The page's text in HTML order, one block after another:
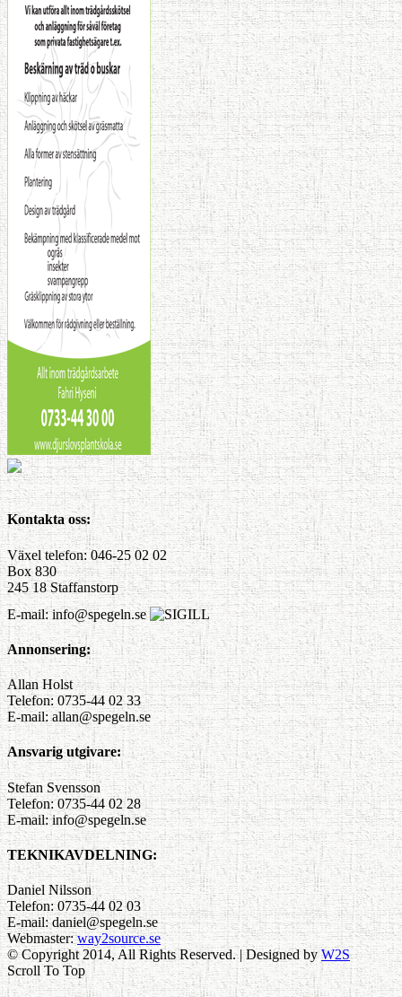
Kontakta oss:
Växel telefon: 046-25 02 02
Box 830
245 18 Staffanstorp
E-mail: info@spegeln.se
Annonsering:
Allan Holst
Telefon: 0735-44 02 33
E-mail: allan@spegeln.se
Ansvarig utgivare:
Stefan Svensson
Telefon: 0735-44 02 28
E-mail: info@spegeln.se
TEKNIKAVDELNING:
Daniel Nilsson
Telefon: 0735-44 02 03
E-mail: daniel@spegeln.se
Webmaster:way2source.se
© Copyright 2014, All Rights Reserved. | Designed byW2S
Scroll To Top